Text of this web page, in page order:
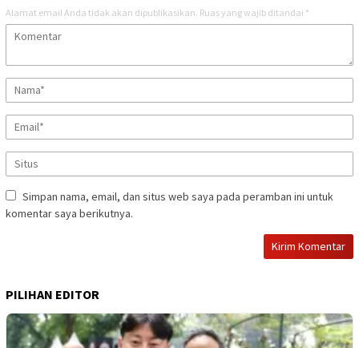
Alamat email Anda tidak akan dipublikasikan. Ruas yang wajib ditandai *
Simpan nama, email, dan situs web saya pada peramban ini untuk
komentar saya berikutnya.
PILIHAN EDITOR